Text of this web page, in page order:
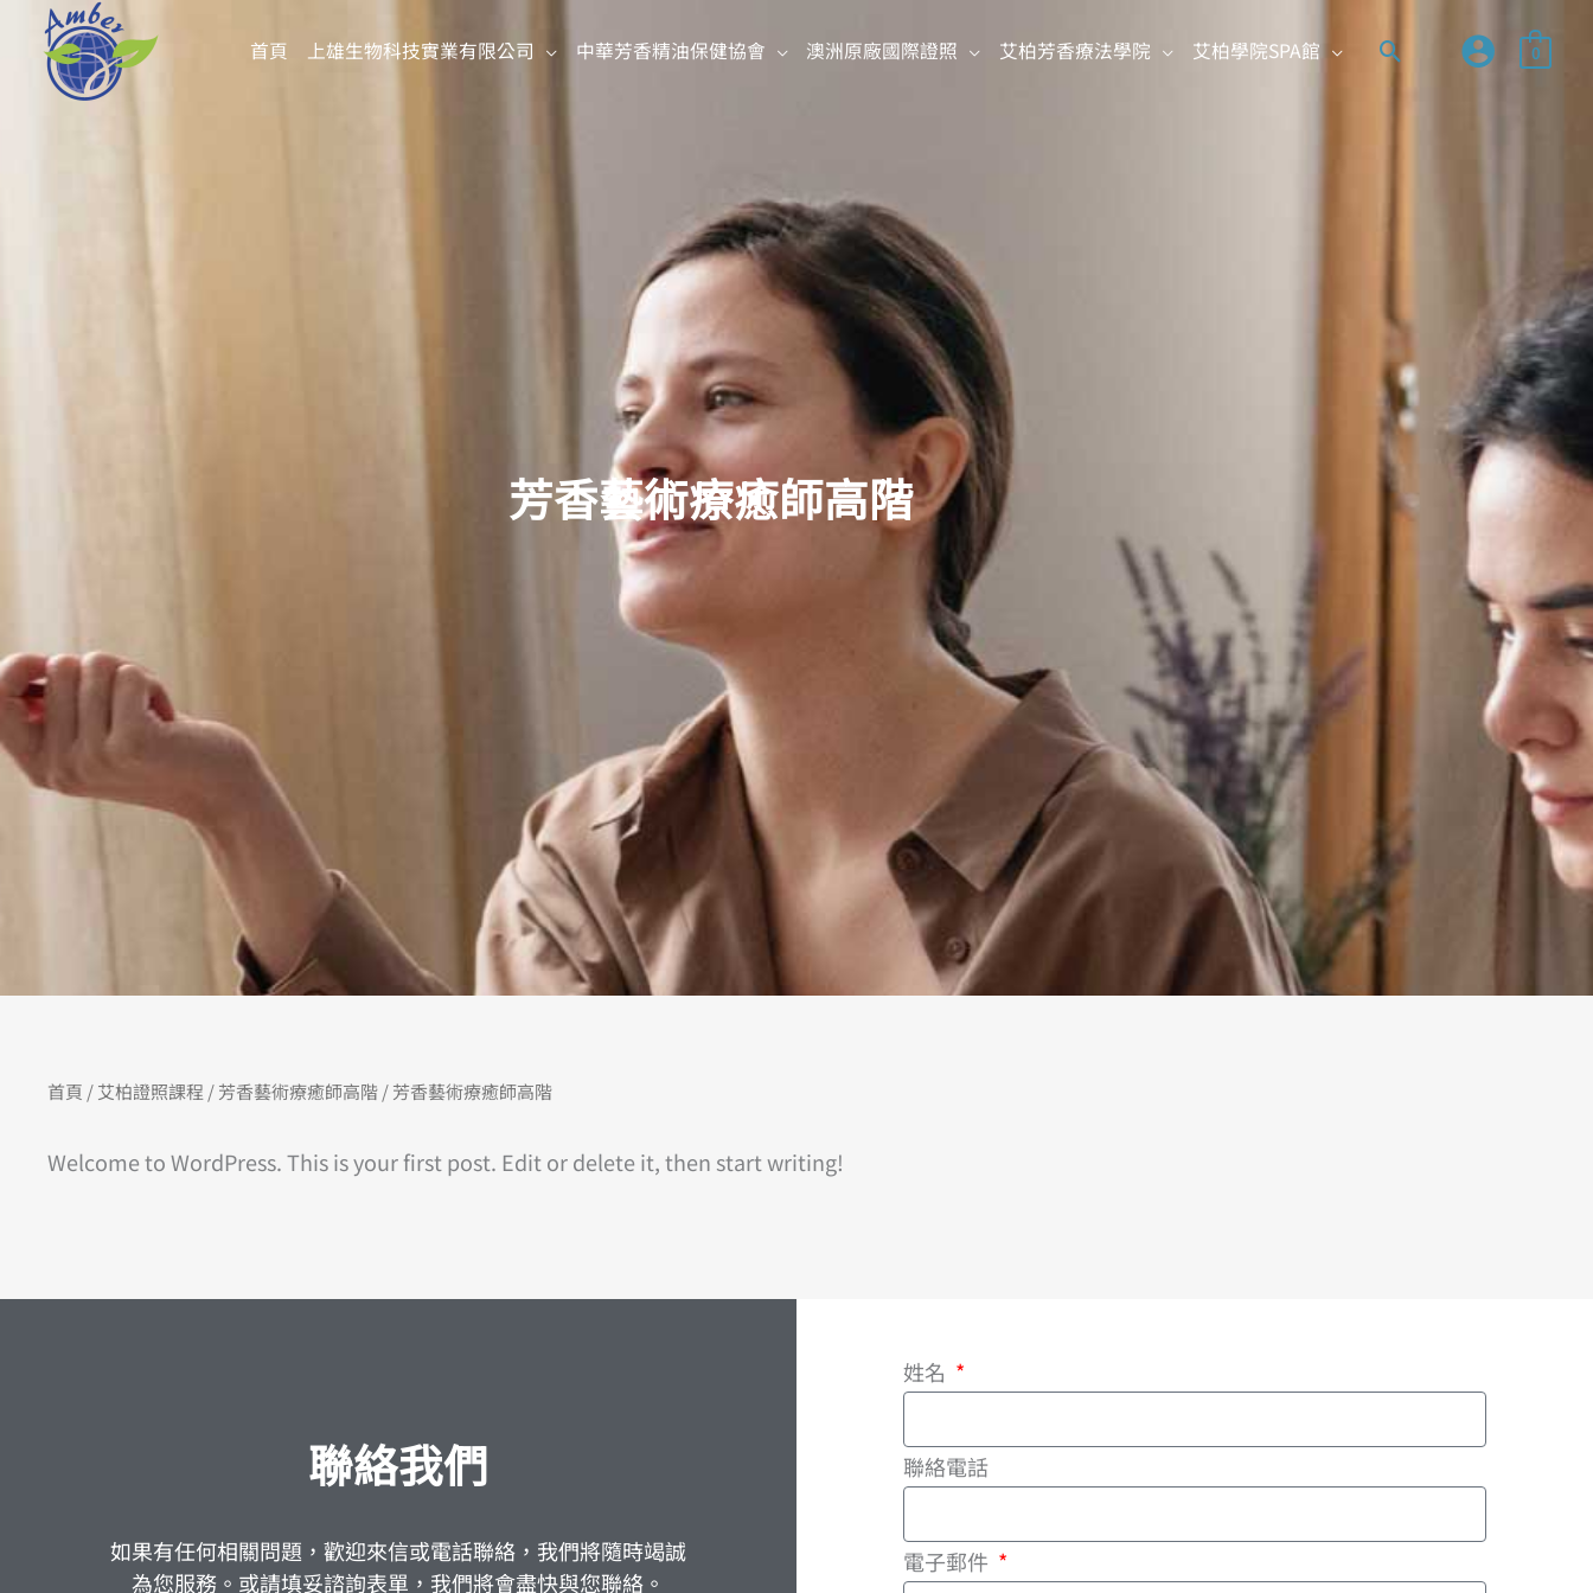
首頁 上雄生物科技實業有限公司 中華芳香精油保健協會 澳洲原廠國際證照 艾柏芳香療法學院 艾柏學院SPA館
搜
0
芳香藝術療癒師高階
首頁 /艾柏證照課程 /芳香藝術療癒師高階/ 芳香藝術療癒師高階
Welcome to WordPress. This is your first post. Edit or delete it, then start writing!
聯絡我們
如果有任何相關問題，歡迎來信或電話聯絡，我們將隨時竭誠
為您服務。或請填妥諮詢表單，我們將會盡快與您聯絡。
姓名
聯絡電話
電子郵件